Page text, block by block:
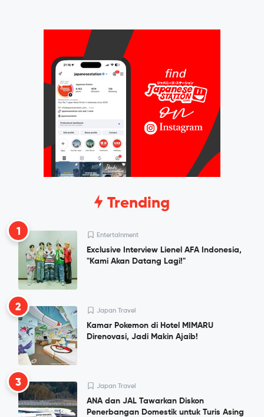
Trending
1 Entertainment
Exclusive Interview Lienel AFA Indonesia,
"Kami Akan Datang Lagi!"
2 Japan Travel
Kamar Pokemon di Hotel MIMARU
Direnovasi, Jadi Makin Ajaib!
3 Japan Travel
ANA dan JAL Tawarkan Diskon
Penerbangan Domestik untuk Turis Asing